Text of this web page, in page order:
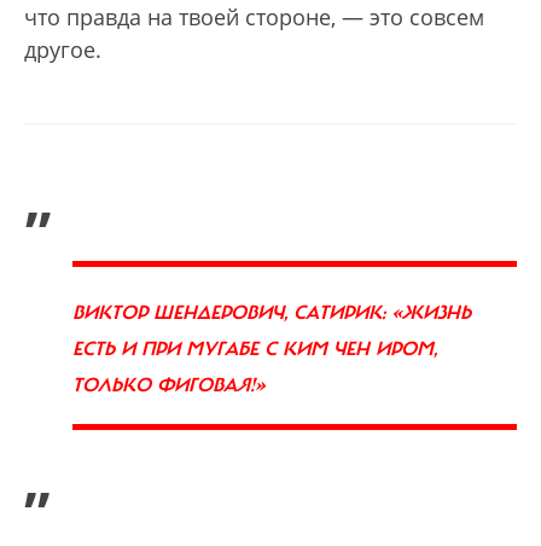
что правда на твоей стороне, — это совсем
другое.
„
ВИКТОР ШЕНДЕРОВИЧ, САТИРИК: «ЖИЗНЬ
ЕСТЬ И ПРИ МУГАБЕ С КИМ ЧЕН ИРОМ,
ТОЛЬКО ФИГОВАЯ!»
”